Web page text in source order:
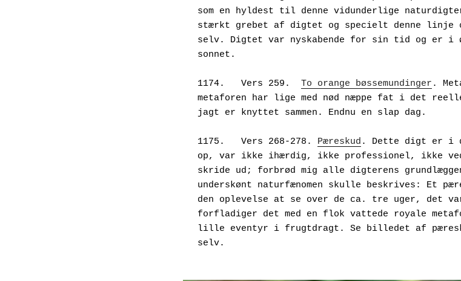
som en hyldest til denne vidunderlige
stærkt grebet af digtet og specielt denne linje
selv. Digtet var nyskabende for sin tid og er i
sonnet.
1174.	Vers 259. To orange bøssemundinger .
metaforen har lige med nød næppe fat i det
jagt er knyttet sammen. Endnu en slap dag.
1175.	Vers 268-278. Pæreskud . Dette digt er i
op, var ikke ihærdig, ikke professionel, ikke
skride ud; forbrød mig alle digterens
underskønt naturfænomen skulle beskrives: Et
den oplevelse at se over de ca. tre uger, det
forfladiger det med en flok vattede royale
lille eventyr i frugtdragt. Se billedet af
selv.